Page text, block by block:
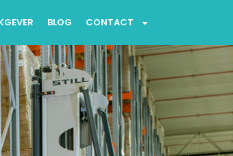
BLOG CONTACT